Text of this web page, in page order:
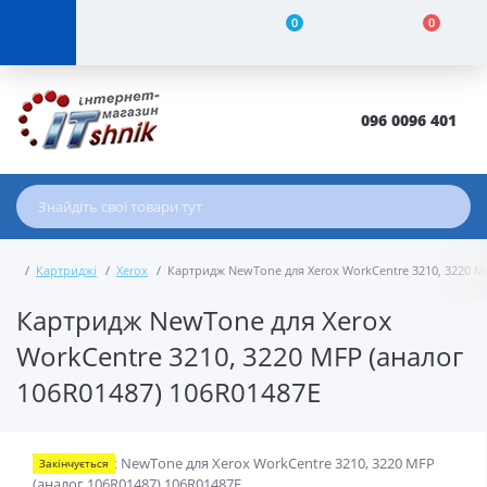
0 0
096 0096 401
Картриджі Xerox Картридж NewTone для Xerox WorkCentre 3210, 3220
Картридж NewTone для Xerox
WorkCentre 3210, 3220 MFP (аналог
106R01487) 106R01487E
Закінчується